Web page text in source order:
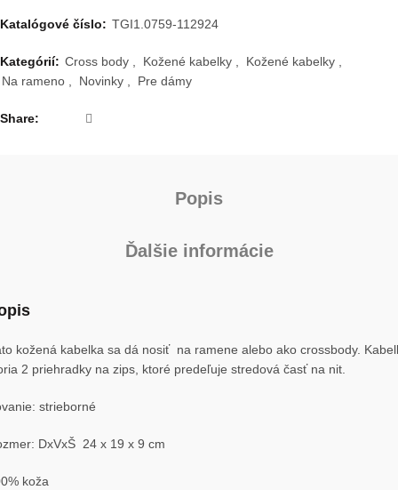
Katalógové číslo: TGI1.0759-112924
Kategórií: Cross body , Kožené kabelky , Kožené kabelky ,
Na rameno , Novinky , Pre dámy
Share
Popis
Ďalšie informácie
kožená kabelka sa dá nosiť na ramene alebo ako crossbody.
2 priehradky na zips, ktoré predeľuje stredová časť na nit.
strieborné
DxVxŠ 24 x 19 x 9 cm
koža